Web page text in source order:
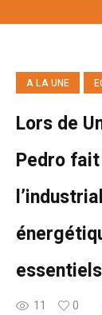
A LA UNE
Lors de
Pedro
11 0